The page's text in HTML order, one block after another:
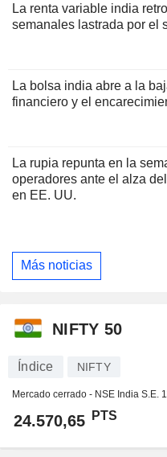
La renta variable india
semanales lastrada por el
La bolsa india abre a la
financiero y el
La rupia repunta en la
operadores ante el alza
en EE. UU.
Más noticias
NIFTY 50
Índice NIFTY
Mercado cerrado - NSE India S.E.
24.570,65 PTS